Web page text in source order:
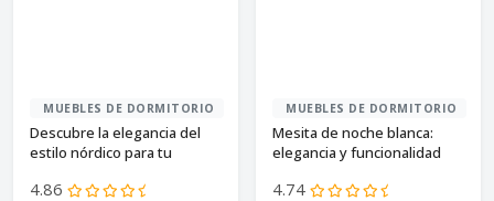
MUEBLES DE DORMITORIO
Descubre la elegancia del
estilo nórdico para tu
4.86
MUEBLES DE DORMITORIO
Mesita de noche blanca:
elegancia y funcionalidad
4.74